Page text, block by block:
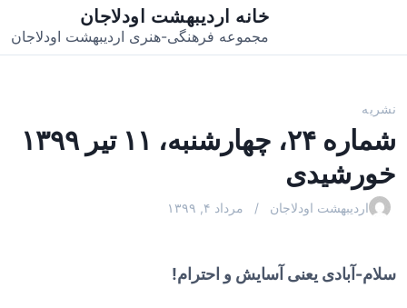
i
خانه اردیبهشت اودلاجان
مجموعه فرهنگی-هنری اردیبهشت اودلاجان
نشریه
شماره ۲۴، چهارشنبه، ۱۱ تیر ۱۳۹۹
خورشیدی
اردیبهشت اودلاجان مرداد ۴, ۱۳۹۹
سلام-آبادی یعنی آسایش و احترام!